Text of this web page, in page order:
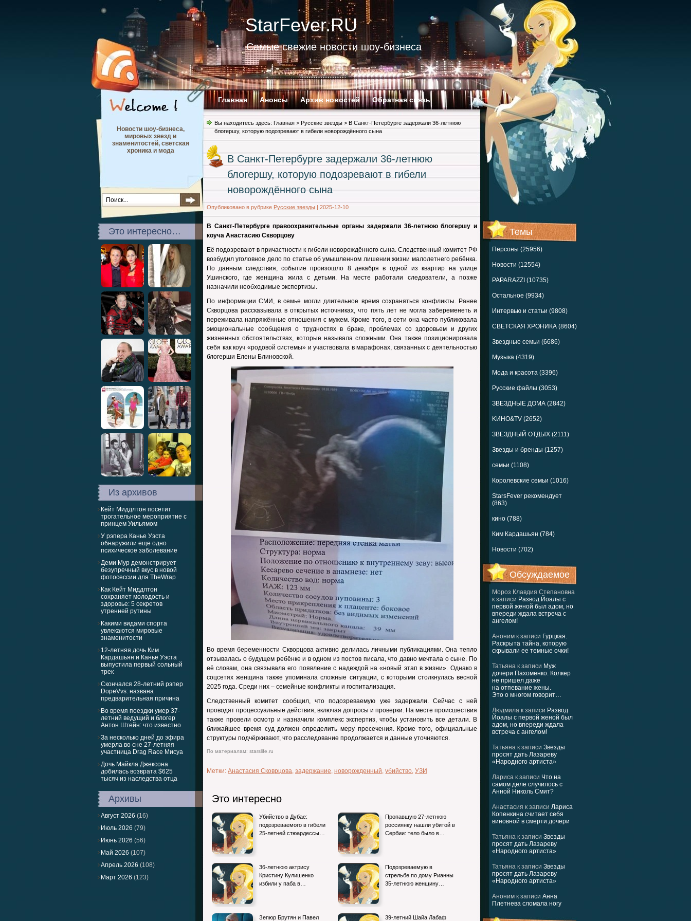
StarFever.RU
Самые свежие новости шоу-бизнеса
Главная Анонсы Архив новостей Обратная связь
Темы
Персоны (25956)
Новости (12554)
PAPARAZZI (10735)
Остальное (9934)
Интервью и статьи (9808)
СВЕТСКАЯ ХРОНИКА (8604)
Звездные семьи (6686)
Музыка (4319)
Мода и красота (3396)
Русские файлы (3053)
ЗВЕЗДНЫЕ ДОМА (2842)
KИНО&TV (2652)
ЗВЕЗДНЫЙ ОТДЫХ (2111)
Звезды и бренды (1257)
семьи (1108)
Королевские семьи (1016)
StarsFever рекомендует
(863)
кино (788)
Ким Кардашьян (784)
Новости (702)
Обсуждаемое
Мороз Клавдия Степановна
к записи Развод Йоалы с
первой женой был адом, но
впереди ждала встреча с
ангелом!
Аноним к записи Гурцкая.
Раскрыта тайна, которую
скрывали ее темные очки!
Татьяна к записи Муж
дочери Пахоменко. Колкер
не пришел даже
на отпевание жены.
Это о многом говорит…
Людмила к записи Развод
Йоалы с первой женой был
адом, но впереди ждала
встреча с ангелом!
Татьяна к записи Звезды
просят дать Лазареву
«Народного артиста»
Лариса к записи Что на
самом деле случилось с
Анной Николь Смит?
Анастасия к записи Лариса
Копенкина считает себя
виновной в смерти дочери
Татьяна к записи Звезды
просят дать Лазареву
«Народного артиста»
Татьяна к записи Звезды
просят дать Лазареву
«Народного артиста»
Аноним к записи Анна
Плетнева сломала ногу
Новости шоу-бизнеса,
мировых звезд и
знаменитостей, светская
хроника и мода
Это интересно…
Из архивов
Кейт Миддлтон посетит
трогательное мероприятие с
принцем Уильямом
У рэпера Канье Уэста
обнаружили еще одно
психическое заболевание
Деми Мур демонстрирует
безупречный вкус в новой
фотосессии для TheWrap
Как Кейт Миддлтон
сохраняет молодость и
здоровье: 5 секретов
утренней рутины
Какими видами спорта
увлекаются мировые
знаменитости
12-летняя дочь Ким
Кардашьян и Канье Уэста
выпустила первый сольный
трек
Скончался 28-летний рэпер
DopeVvs: названа
предварительная причина
Во время поездки умер 37-
летний ведущий и блогер
Антон Штейн: что известно
За несколько дней до эфира
умерла во сне 27-летняя
участница Drag Race Мисуа
Дочь Майкла Джексона
добилась возврата $625
тысяч из наследства отца
Архивы
Август 2026 (16)
Июль 2026 (79)
Июнь 2026 (56)
Май 2026 (107)
Апрель 2026 (108)
Март 2026 (123)
Вы находитесь здесь: Главная > Русские звезды > В Санкт-Петербурге задержали 36-летнюю
блогершу, которую подозревают в гибели новорождённого сына
В Санкт-Петербурге задержали 36-летнюю
блогершу, которую подозревают в гибели
новорождённого сына
Опубликовано в рубрике Русские звезды | 2025-12-10
В Санкт-Петербурге правоохранительные органы задержали 36-летнюю блогершу и
коуча Анастасию Скворцову
Её подозревают в причастности к гибели новорождённого сына. Следственный комитет РФ
возбудил уголовное дело по статье об умышленном лишении жизни малолетнего ребёнка.
По данным следствия, событие произошло 8 декабря в одной из квартир на улице
Ушинского, где женщина жила с детьми. На месте работали следователи, а позже
назначили необходимые экспертизы.
По информации СМИ, в семье могли длительное время сохраняться конфликты. Ранее
Скворцова рассказывала в открытых источниках, что пять лет не могла забеременеть и
переживала напряжённые отношения с мужем. Кроме того, в сети она часто публиковала
эмоциональные сообщения о трудностях в браке, проблемах со здоровьем и других
жизненных обстоятельствах, которые называла сложными. Она также позиционировала
себя как коуч «родовой системы» и участвовала в марафонах, связанных с деятельностью
блогерши Елены Блиновской.
Во время беременности Скворцова активно делилась личными публикациями. Она тепло
отзывалась о будущем ребёнке и в одном из постов писала, что давно мечтала о сыне. По
её словам, она связывала его появление с надеждой на «новый этап в жизни». Однако в
соцсетях женщина также упоминала сложные ситуации, с которыми столкнулась весной
2025 года. Среди них – семейные конфликты и госпитализация.
Следственный комитет сообщил, что подозреваемую уже задержали. Сейчас с ней
проводят процессуальные действия, включая допросы и проверки. На месте происшествия
также провели осмотр и назначили комплекс экспертиз, чтобы установить все детали. В
ближайшее время суд должен определить меру пресечения. Кроме того, официальные
структуры подчёркивают, что расследование продолжается и данные уточняются.
По материалам: starslife.ru
Метки: Анастасия Сковрцова, задержание, новорожденный, убийство, УЗИ
Это интересно
Убийство в Дубае:
подозреваемого в гибели
25-летней стюардессы…
Пропавшую 27-летнюю
россиянку нашли убитой в
Сербии: тело было в…
36-летнюю актрису
Кристину Кулишенко
избили у паба в…
Подозреваемую в
стрельбе по дому Рианны
35-летнюю женщину…
Зепюр Брутян и Павел 39-летний Шайа Лабаф